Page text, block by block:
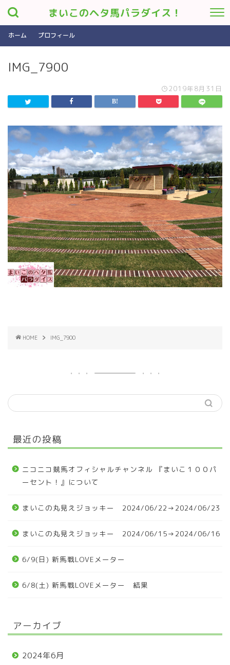
まいこのヘタ馬パラダイス！
ホーム プロフィール
IMG_7900
2019年8月31日
HOME IMG_7900
最近の投稿
ニコニコ競馬オフィシャルチャンネル 『まいこ１００パ
ーセント！』について
まいこの丸見えジョッキー 2024/06/22→2024/06/23
まいこの丸見えジョッキー 2024/06/15→2024/06/16
6/9(日) 新馬戦LOVEメーター
6/8(土) 新馬戦LOVEメーター 結果
アーカイブ
2024年6月